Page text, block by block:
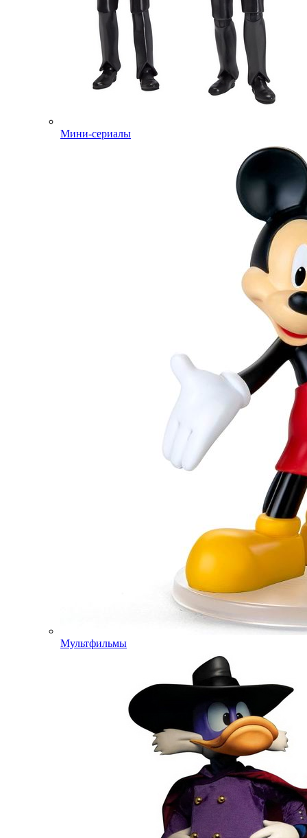
Мини-сериалы
Мультфильмы